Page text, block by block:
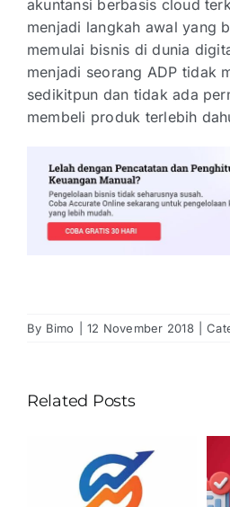
akuntansi berbasis cloud
menjadi langkah awal yang
memulai bisnis di dunia
menjadi seorang ADP tidak
sedikitpun dan tidak ada
membeli produk terlebih
By Bimo 12 November 2018
Related Posts